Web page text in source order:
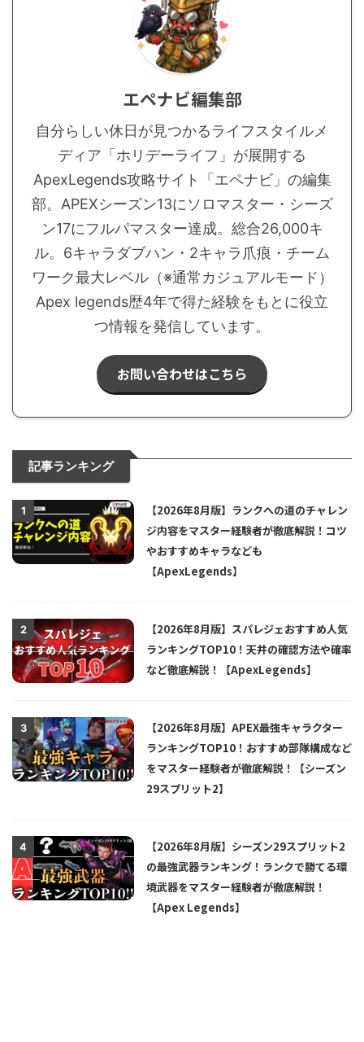
エペナビ編集部
自分らしい休日が見つかるライフスタイルメ
ディア「ホリデーライフ」が展開する
ApexLegends攻略サイト「エペナビ」の編集
部。APEXシーズン13にソロマスター・シーズ
ン17にフルパマスター達成。総合26,000キ
ル。6キャラダブハン・2キャラ爪痕・チーム
ワーク最大レベル（※通常カジュアルモード）
Apex legends歴4年で得た経験をもとに役立
つ情報を発信しています。
お問い合わせはこちら
記事ランキング
1
【2026年8月版】ランクへの道のチャレン
ジ内容をマスター経験者が徹底解説！コツ
やおすすめキャラなども
【ApexLegends】
2
【2026年8月版】スパレジェおすすめ人気
ランキングTOP10！天井の確認方法や確率
など徹底解説！【ApexLegends】
3
【2026年8月版】APEX最強キャラクター
ランキングTOP10！おすすめ部隊構成など
をマスター経験者が徹底解説！【シーズン
29スプリット2】
4
【2026年8月版】シーズン29スプリット2
の最強武器ランキング！ランクで勝てる環
境武器をマスター経験者が徹底解説！
【Apex Legends】